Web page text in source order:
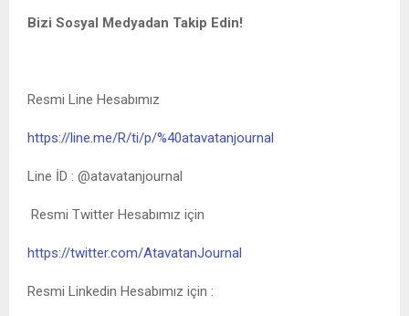
Bizi Sosyal Medyadan Takip Edin!
Resmi Line Hesabımız
https://line.me/R/ti/p/%40atavatanjournal
Line İD : @atavatanjournal
Resmi Twitter Hesabımız için
https://twitter.com/AtavatanJournal
Resmi Linkedin Hesabımız için :